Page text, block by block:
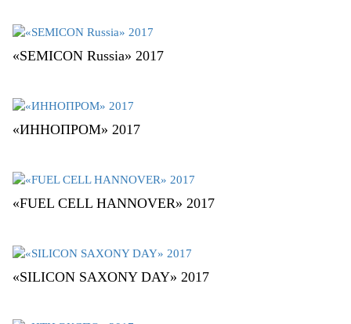
«SEMICON Russia» 2017
«ИННОПРОМ» 2017
«FUEL CELL HANNOVER» 2017
«SILICON SAXONY DAY» 2017